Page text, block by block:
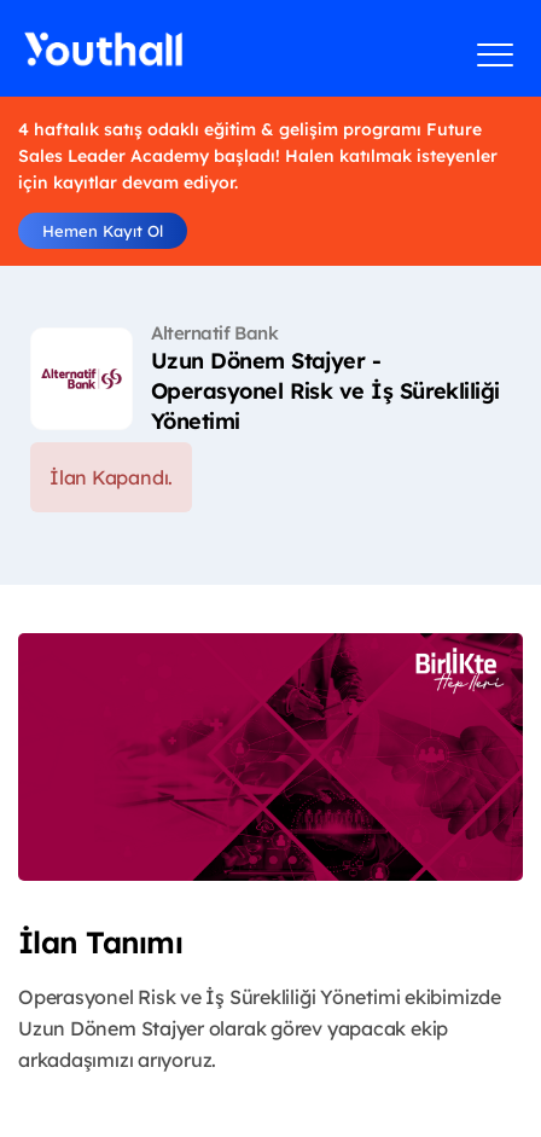
4 haftalık satış odaklı eğitim & gelişim programı Future
Sales Leader Academy başladı! Halen katılmak isteyenler
için kayıtlar devam ediyor.
Hemen Kayıt Ol
Alternatif Bank
Uzun Dönem Stajyer -
Operasyonel Risk ve İş Sürekliliği
Yönetimi
İlan Kapandı.
İlan Tanımı
Operasyonel Risk ve İş Sürekliliği Yönetimi ekibimizde
Uzun Dönem Stajyer olarak görev yapacak ekip
arkadaşımızı arıyoruz.